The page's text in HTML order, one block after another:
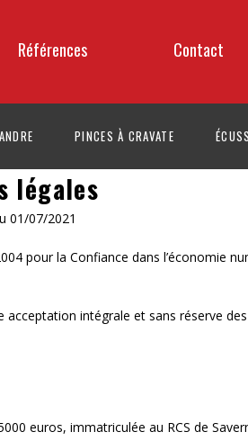
Références Contact
PINCES À CRAVATE
légales
01/07/2021
pour la Confiance dans l’économie
intégrale et sans réserve
euros, immatriculée au RCS de